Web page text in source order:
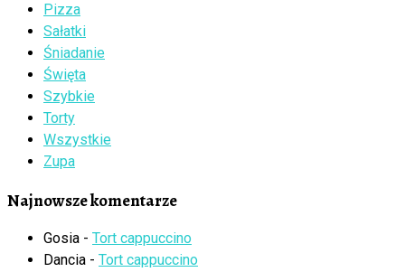
Pizza
Sałatki
Śniadanie
Święta
Szybkie
Torty
Wszystkie
Zupa
Najnowsze komentarze
Gosia - Tort cappuccino
Dancia - Tort cappuccino